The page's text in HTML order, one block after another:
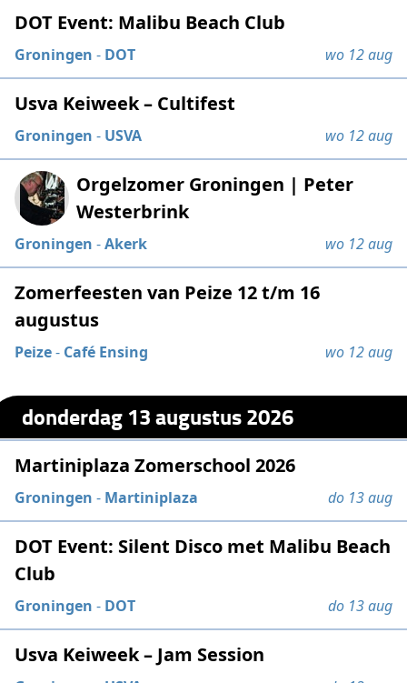
DOT Event: Malibu Beach Club
Groningen - DOT wo 12 aug
Usva Keiweek – Cultifest
Groningen - USVA wo 12 aug
Orgelzomer Groningen | Peter
Westerbrink
Groningen -Akerk wo 12 aug
Zomerfeesten van Peize 12 t/m 16
augustus
Peize- Café Ensing wo 12 aug
donderdag 13 augustus 2026
Martiniplaza Zomerschool 2026
Groningen - Martiniplaza do 13 aug
DOT Event: Silent Disco met Malibu Beach
Club
Groningen - DOT do 13 aug
Usva Keiweek – Jam Session